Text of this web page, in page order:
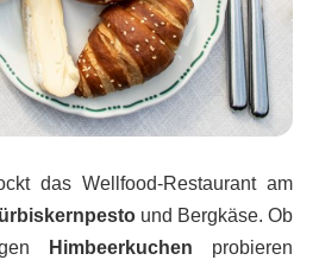
das Wellfood-Restaurant am
und Bergkäse. Ob
Himbeerkuchen probieren